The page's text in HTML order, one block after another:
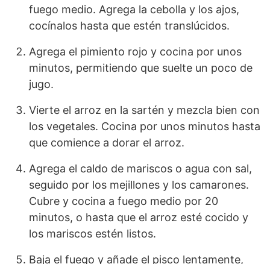
fuego medio. Agrega la cebolla y los ajos,
cocínalos hasta que estén translúcidos.
Agrega el pimiento rojo y cocina por unos
minutos, permitiendo que suelte un poco de
jugo.
Vierte el arroz en la sartén y mezcla bien con
los vegetales. Cocina por unos minutos hasta
que comience a dorar el arroz.
Agrega el caldo de mariscos o agua con sal,
seguido por los mejillones y los camarones.
Cubre y cocina a fuego medio por 20
minutos, o hasta que el arroz esté cocido y
los mariscos estén listos.
Baja el fuego y añade el pisco lentamente,